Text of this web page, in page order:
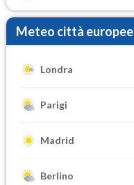
Meteo città europee
Londra
Parigi
Madrid
Berlino